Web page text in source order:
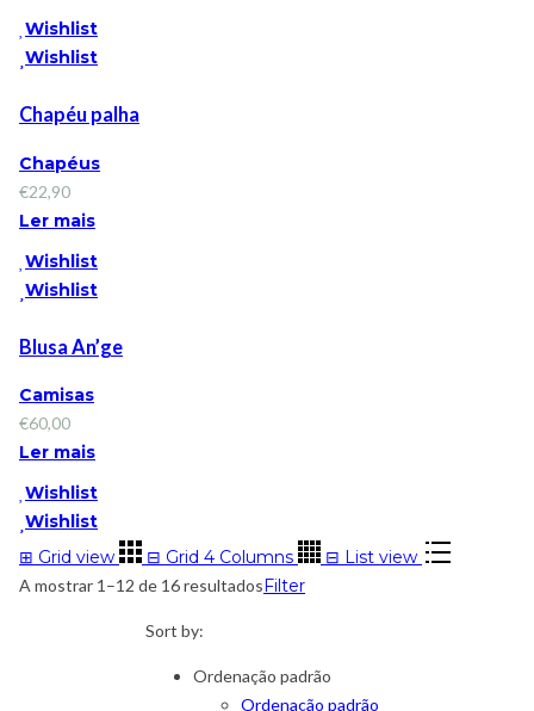
Wishlist
Wishlist
Chapéu palha
Chapéus
€22,90
Ler mais
Wishlist
Wishlist
Blusa An’ge
Camisas
€60,00
Ler mais
Wishlist
Wishlist
⊞ Grid view ⊟ Grid 4 Columns ⊟ List view
A mostrar 1–12 de 16 resultadosFilter
Sort by:
Ordenação padrão
Ordenação padrão